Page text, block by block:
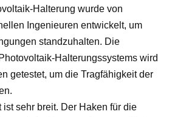
Halterung wurde von
Ingenieuren entwickelt, um
standzuhalten. Die
Halterungssystems wird
getestet, um die Tragfähigkeit der
sehr breit. Der Haken für die